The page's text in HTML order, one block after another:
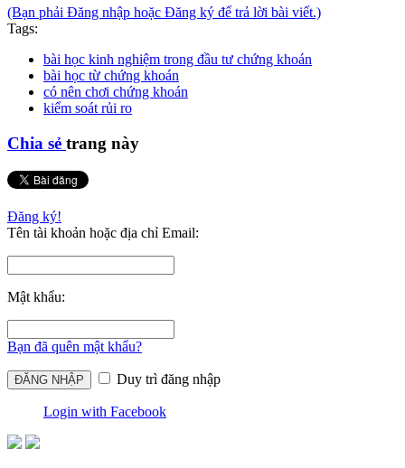
(Bạn phải Đăng nhập hoặc Đăng ký để trả lời bài viết.)
Tags:
bài học kinh nghiệm trong đầu tư chứng khoán
bài học từ chứng khoán
có nên chơi chứng khoán
kiểm soát rủi ro
Chia sẻ trang này
Đăng ký!
Tên tài khoản hoặc địa chỉ Email:
Mật khẩu:
Bạn đã quên mật khẩu?
Duy trì đăng nhập
Login with Facebook